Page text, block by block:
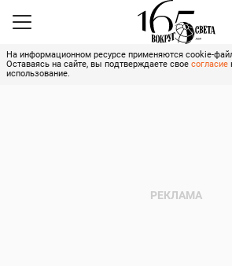
На информационном ресурсе применяются cookie-
Оставаясь на сайте, вы подтверждаете свое согласие
использование.